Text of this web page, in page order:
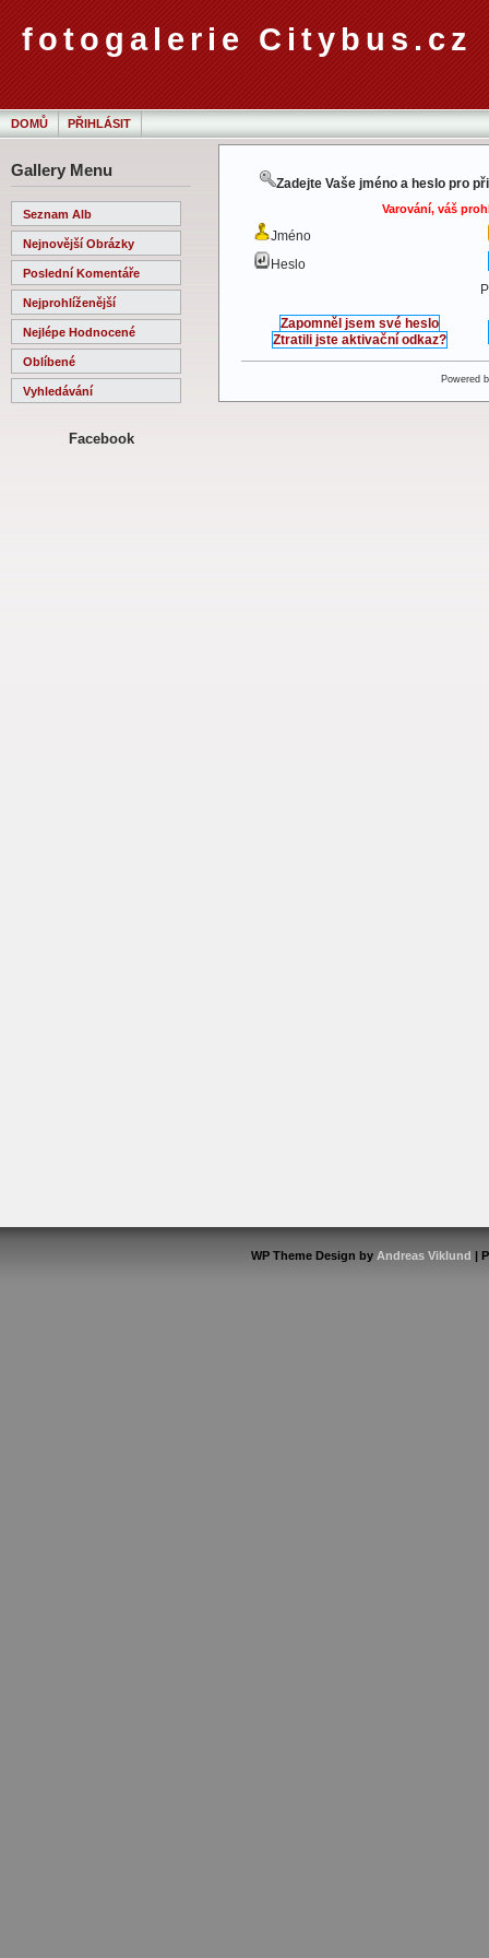
fotogalerie Citybus.cz
DOMŮ PŘIHLÁSIT
Gallery Menu
Seznam Alb
Nejnovější Obrázky
Poslední Komentáře
Nejprohlíženější
Nejlépe Hodnocené
Oblíbené
Vyhledávání
Facebook
Zadejte Vaše jméno a heslo pro
Varování, váš
Jméno
Heslo
Zapomněl jsem své heslo
Ztratili jste aktivační odkaz?
Powered
WP Theme Design by Andreas Viklund |